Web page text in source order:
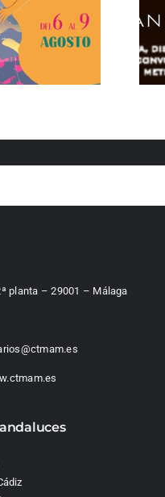
planta – 29001 – Málaga